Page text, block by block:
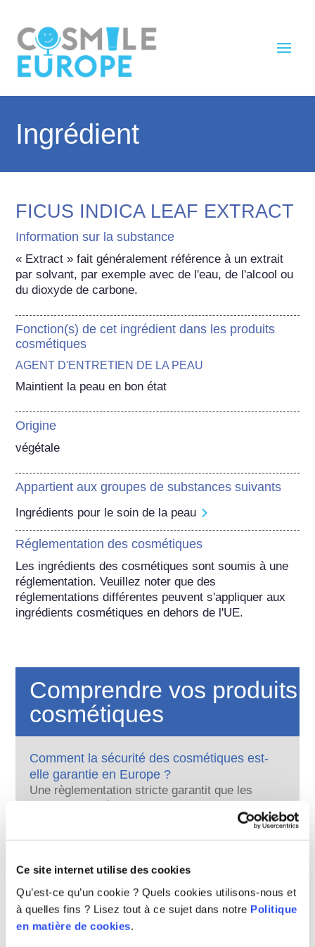
Ce site internet utilise des cookies
Qu’est-ce qu’un cookie ? Quels cookies utilisons-nous et
à quelles fins ? Lisez tout à ce sujet dans notre Politique
en matière de cookies.
Ingrédient
FICUS INDICA LEAF EXTRACT
Information sur la substance
« Extract » fait généralement référence à un extrait
par solvant, par exemple avec de l'eau, de l'alcool ou
du dioxyde de carbone.
Fonction(s) de cet ingrédient dans les produits
cosmétiques
AGENT D'ENTRETIEN DE LA PEAU
Maintient la peau en bon état
Origine
végétale
Appartient aux groupes de substances suivants
Ingrédients pour le soin de la peau
Réglementation des cosmétiques
Les ingrédients des cosmétiques sont soumis à une
réglementation. Veuillez noter que des
réglementations différentes peuvent s'appliquer aux
ingrédients cosmétiques en dehors de l'UE.
Comprendre vos produits
cosmétiques
Comment la sécurité des cosmétiques est-
elle garantie en Europe ?
Une règlementation stricte garantit que les
produits cosmétiques vendus dans l’Union
européennes se partagent la responsabilité
cosmétiques.
Certains ingrédients utilisés dans les produits
cosmétiques sont considérés comme des «
perturbateurs endocriniens » parce qu’ils sont
susceptibles d’imiter certaines propriétés de
En savoir plus